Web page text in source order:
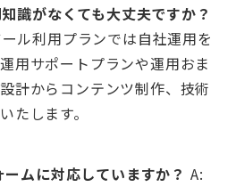
識がなくても大丈夫ですか？
ル利用プランでは自社運用を
用サポートプランや運用おま
計からコンテンツ制作、技術
たします。
ムに対応していますか？ A: